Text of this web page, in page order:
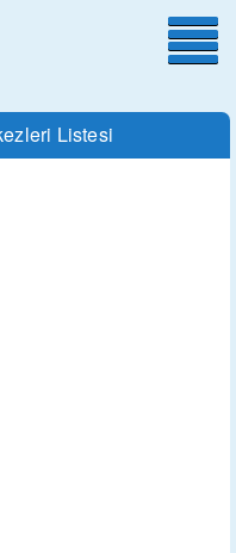
Listesi